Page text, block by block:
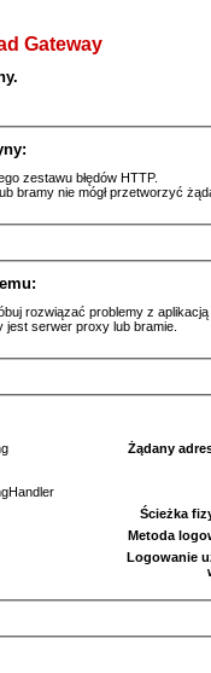
Gateway
zestawu błędów HTTP.
bramy nie mógł przetworzyć
rozwiązać problemy z
jest serwer proxy lub bramie.
Żądany
Ścieżka
Metoda
Logowanie